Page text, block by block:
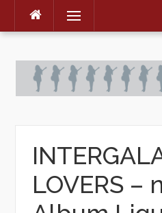
Skip
Menu
LOVERS –